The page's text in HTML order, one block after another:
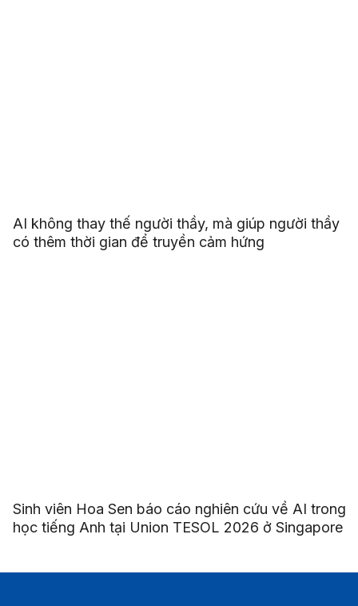
AI không thay thế người thầy, mà giúp người thầy
có thêm thời gian để truyền cảm hứng
Sinh viên Hoa Sen báo cáo nghiên cứu về AI trong
học tiếng Anh tại Union TESOL 2026 ở Singapore